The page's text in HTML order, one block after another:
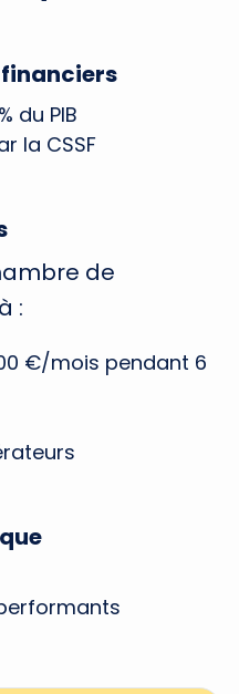
du PIB
la CSSF
de
:
€/mois pendant 6